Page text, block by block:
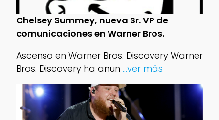
Chelsey Summey, nueva Sr. VP de
comunicaciones en Warner Bros.
Ascenso en Warner Bros. Discovery Warner
Bros. Discovery ha anun ...ver más